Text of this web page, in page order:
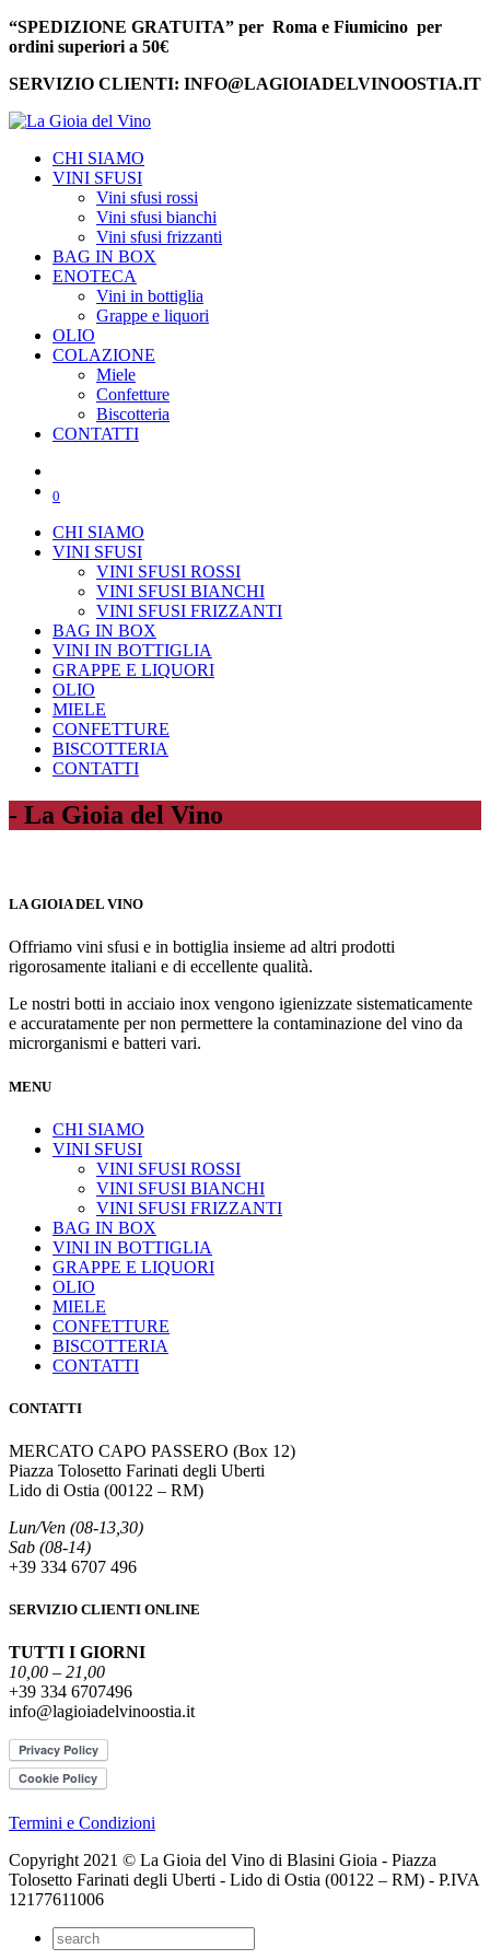
“SPEDIZIONE GRATUITA” per Roma e Fiumicino per
ordini superiori a 50€
SERVIZIO CLIENTI: INFO@LAGIOIADELVINOOSTIA.IT
CHI SIAMO
VINI SFUSI
Vini sfusi rossi
Vini sfusi bianchi
Vini sfusi frizzanti
BAG IN BOX
ENOTECA
Vini in bottiglia
Grappe e liquori
OLIO
COLAZIONE
Miele
Confetture
Biscotteria
CONTATTI
0
CHI SIAMO
VINI SFUSI
VINI SFUSI ROSSI
VINI SFUSI BIANCHI
VINI SFUSI FRIZZANTI
BAG IN BOX
VINI IN BOTTIGLIA
GRAPPE E LIQUORI
OLIO
MIELE
CONFETTURE
BISCOTTERIA
CONTATTI
- La Gioia del Vino
LA GIOIA DEL VINO
Offriamo vini sfusi e in bottiglia insieme ad altri prodotti
rigorosamente italiani e di eccellente qualità.
Le nostri botti in acciaio inox vengono igienizzate sistematicamente
e accuratamente per non permettere la contaminazione del vino da
microrganismi e batteri vari.
MENU
CHI SIAMO
VINI SFUSI
VINI SFUSI ROSSI
VINI SFUSI BIANCHI
VINI SFUSI FRIZZANTI
BAG IN BOX
VINI IN BOTTIGLIA
GRAPPE E LIQUORI
OLIO
MIELE
CONFETTURE
BISCOTTERIA
CONTATTI
CONTATTI
MERCATO CAPO PASSERO (Box 12)
Piazza Tolosetto Farinati degli Uberti
Lido di Ostia (00122 – RM)
Lun/Ven (08-13,30)
Sab (08-14)
+39 334 6707 496
SERVIZIO CLIENTI ONLINE
TUTTI I GIORNI
10,00 – 21,00
+39 334 6707496
info@lagioiadelvinoostia.it
Termini e Condizioni
Copyright 2021 © La Gioia del Vino di Blasini Gioia - Piazza
Tolosetto Farinati degli Uberti - Lido di Ostia (00122 – RM) - P.IVA
12177611006